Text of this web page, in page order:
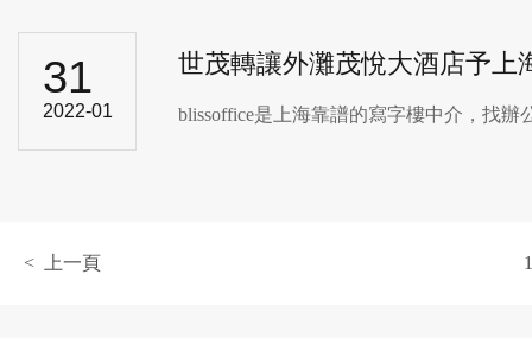
31
2022-01
世茂轉讓外灘茂悅大酒店予上
blissoffice是上海靠譜的寫字樓中介，找
1
< 上一頁